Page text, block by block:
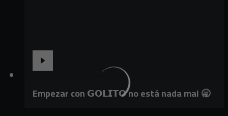
Empezar con 𝗚𝗢𝗟𝗜𝗧𝗢 no está nada mal 🥱